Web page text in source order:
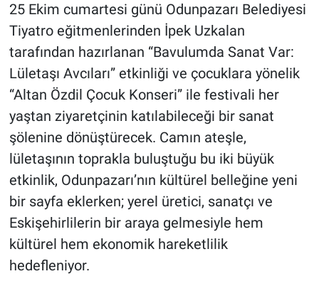
25 Ekim cumartesi günü Odunpazarı Belediyesi
Tiyatro eğitmenlerinden İpek Uzkalan
tarafından hazırlanan “Bavulumda Sanat Var:
Lületaşı Avcıları” etkinliği ve çocuklara yönelik
“Altan Özdil Çocuk Konseri” ile festivali her
yaştan ziyaretçinin katılabileceği bir sanat
şölenine dönüştürecek. Camın ateşle,
lületaşının toprakla buluştuğu bu iki büyük
etkinlik, Odunpazarı’nın kültürel belleğine yeni
bir sayfa eklerken; yerel üretici, sanatçı ve
Eskişehirlilerin bir araya gelmesiyle hem
kültürel hem ekonomik hareketlilik
hedefleniyor.